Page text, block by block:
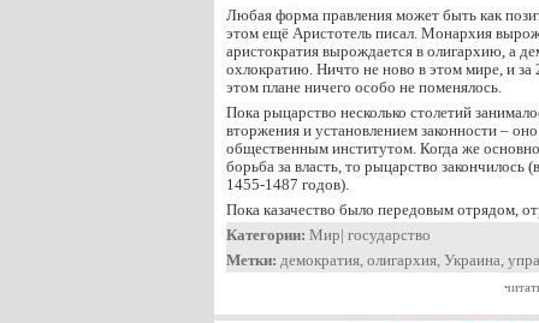
Любая форма правления может быть как
этом ещё Аристотель писал. Монархия
аристократия вырождается в олигархию, а
охлократию. Ничто не ново в этом мире, и за
этом плане ничего особо не поменялось.
Пока рыцарство несколько столетий
вторжения и установлением законности –
общественным институтом. Когда же
борьба за власть, то рыцарство
1455-1487 годов).
Пока казачество было передовым отрядом,
Категории: Мир| государство
Метки: демократия, олигархия, Украина,